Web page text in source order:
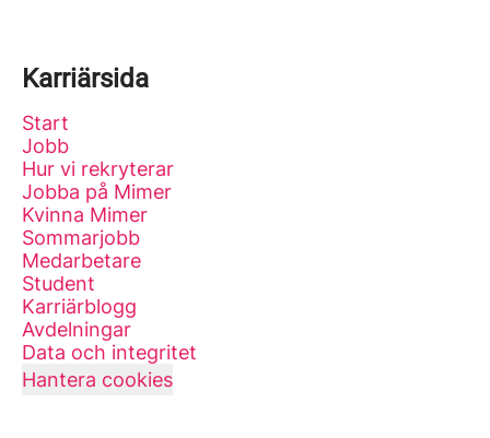
Karriärsida
Start
Jobb
Hur vi rekryterar
Jobba på Mimer
Kvinna Mimer
Sommarjobb
Medarbetare
Student
Karriärblogg
Avdelningar
Data och integritet
Hantera cookies